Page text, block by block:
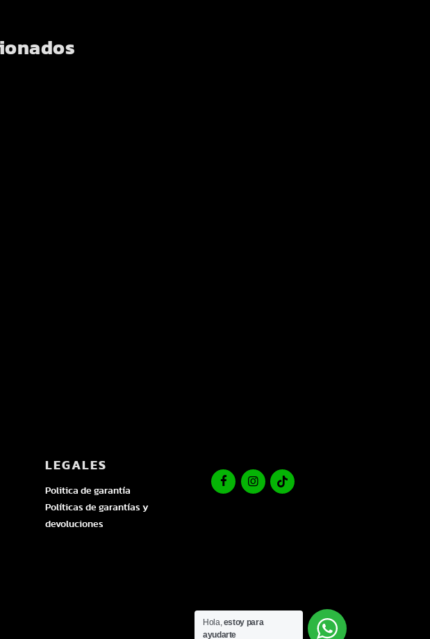
LEGALES
Politica de garantía
Políticas de garantías y
devoluciones
Hola,estoy para
ayudarte